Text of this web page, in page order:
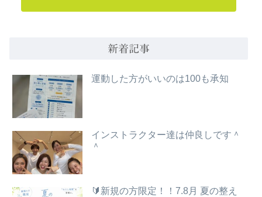
新着記事
運動した方がいいのは100も承知
インストラクター達は仲良しです＾
＾
🔰新規の方限定！！7.8月 夏の整え